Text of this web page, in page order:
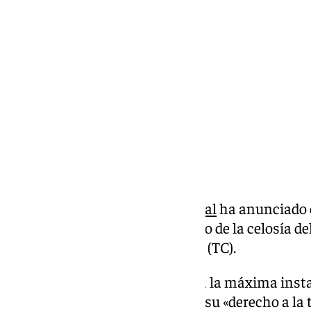
Plataforma Mezquita Catedralha anunciado
larga batalla legal: llevará el caso de la celosía
(TC).
El colectivo ciudadano recurre a la máxima
considerar que se ha vulnerado su «derecho a